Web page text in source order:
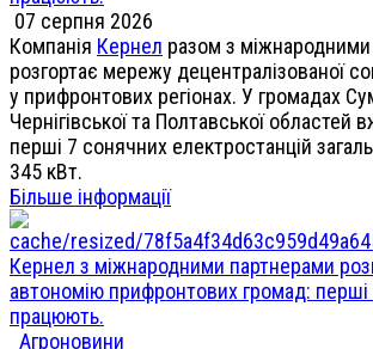
07 серпня 2026
Компанія Кернел разом з
розгортає мережу децентралізованої
у прифронтових регіонах. У громадах
Чернігівської та Полтавської областей
перші 7 сонячних електростанцій
345 кВт.
Більше інформації
Кернел з міжнародними партнерами
автономію прифронтових громад:
працюють.
Агроновини